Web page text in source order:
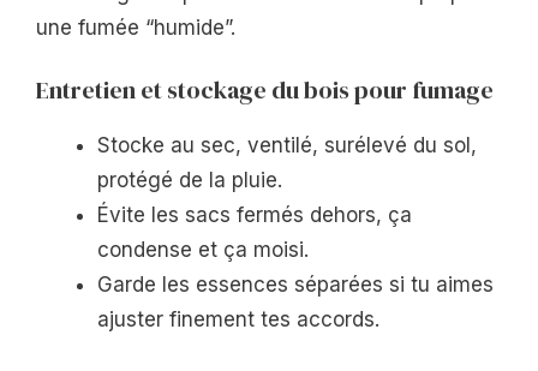
une fumée “humide”.
Entretien et stockage du bois pour fumage
Stocke au sec, ventilé, surélevé du sol,
protégé de la pluie.
Évite les sacs fermés dehors, ça
condense et ça moisi.
Garde les essences séparées si tu aimes
ajuster finement tes accords.